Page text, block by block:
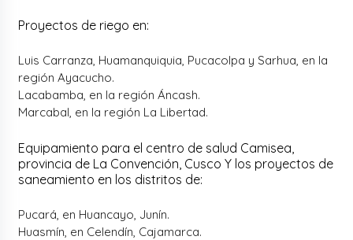
Proyectos de riego en:
Luis Carranza, Huamanquiquia, Pucacolpa y Sarhua, en la
región Ayacucho.
Lacabamba, en la región Áncash.
Marcabal, en la región La Libertad.
Equipamiento para el centro de salud Camisea,
provincia de La Convención, Cusco Y los proyectos de
saneamiento en los distritos de:
Pucará, en Huancayo, Junín.
Huasmín, en Celendín, Cajamarca.